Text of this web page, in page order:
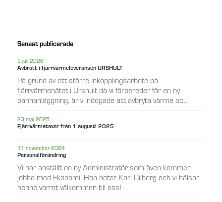
Senast publicerade
9 juli 2026
Avbrott i fjärrvärmeleveransen URSHULT
På grund av ett större inkopplingsarbete på
fjärrvärmenätet i Urshult då vi förbereder för en ny
pannanläggning, är vi nödgade att avbryta värme oc...
23 maj 2025
Fjärrvärmetaxor från 1 augusti 2025
11 november 2024
Personalförändring
Vi har anställt en ny Administratör som även kommer
jobba med Ekonomi. Hon heter Kari Gilberg och vi hälsar
henne varmt välkommen till oss!